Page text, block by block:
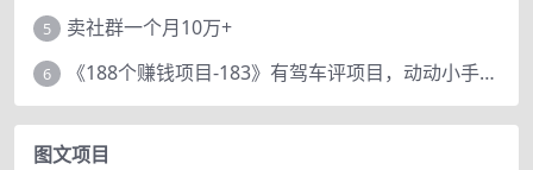
5 卖社群一个月10万+
6 《188个赚钱项目-183》有驾车评项目，动动小手，复制粘贴赚44元！
图文项目